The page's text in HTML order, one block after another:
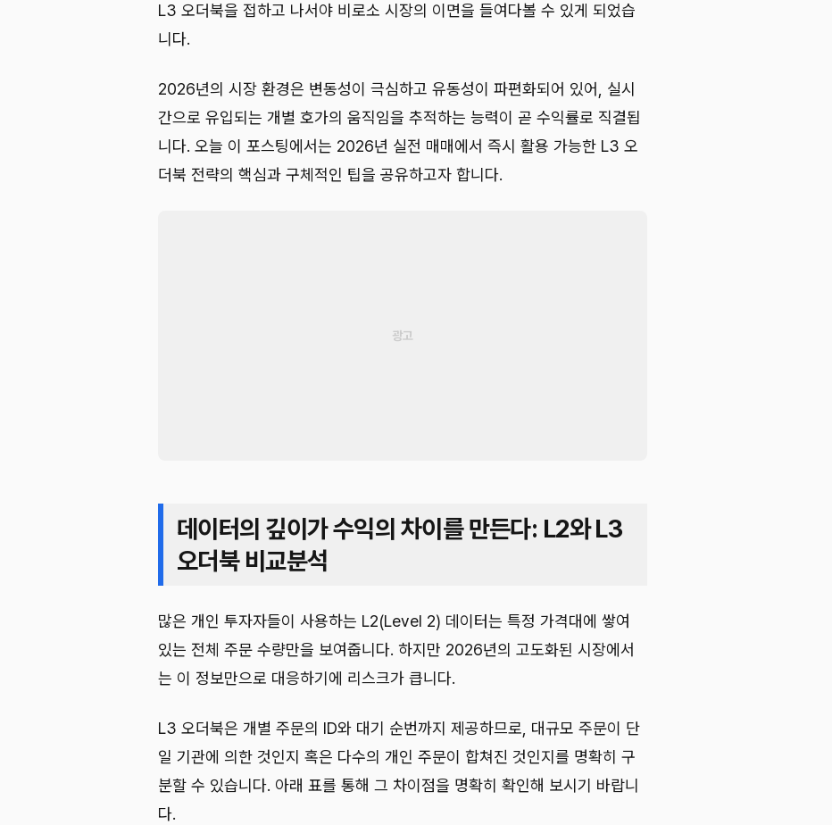
L3 오더북을 접하고 나서야 비로소 시장의 이면을 들여다볼 수 있게 되었습
니다.
2026년의 시장 환경은 변동성이 극심하고 유동성이 파편화되어 있어, 실시
간으로 유입되는 개별 호가의 움직임을 추적하는 능력이 곧 수익률로 직결됩
니다. 오늘 이 포스팅에서는 2026년 실전 매매에서 즉시 활용 가능한 L3 오
더북 전략의 핵심과 구체적인 팁을 공유하고자 합니다.
데이터의 깊이가 수익의 차이를 만든다: L2와 L3
오더북 비교분석
많은 개인 투자자들이 사용하는 L2(Level 2) 데이터는 특정 가격대에 쌓여
있는 전체 주문 수량만을 보여줍니다. 하지만 2026년의 고도화된 시장에서
는 이 정보만으로 대응하기에 리스크가 큽니다.
L3 오더북은 개별 주문의 ID와 대기 순번까지 제공하므로, 대규모 주문이 단
일 기관에 의한 것인지 혹은 다수의 개인 주문이 합쳐진 것인지를 명확히 구
분할 수 있습니다. 아래 표를 통해 그 차이점을 명확히 확인해 보시기 바랍니
다.